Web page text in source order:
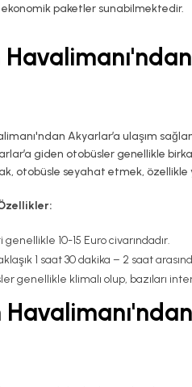
paketler sunabilmektedir.
Akyarlar’a ulaşım
giden otobüsler genellikle
otobüsle seyahat etmek,
10-15 Euro civarındadır.
1 saat 30 dakika – 2 saat
genellikle klimalı olup, bazıları